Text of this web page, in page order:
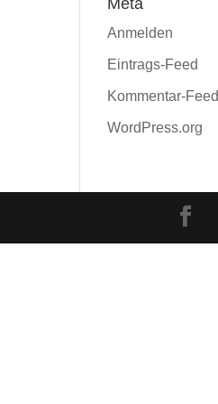
Meta
Anmelden
Eintrags-Feed
Kommentar-Feed
WordPress.org